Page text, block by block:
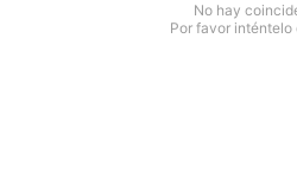
No hay
Por favor inténtelo